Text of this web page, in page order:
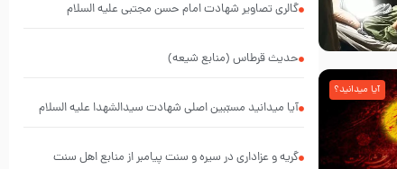
آیا میدانید؟
گالری تصاویر شهادت امام حسن مجتبی علیه السلام
حدیث قرطاس (منابع شیعه)
آیا میدانید مسبّبین اصلی شهادت سیدالشهدا علیه ‌السلام
گریه و عزاداری در سیره و سنت پیامبر از منابع اهل سنت